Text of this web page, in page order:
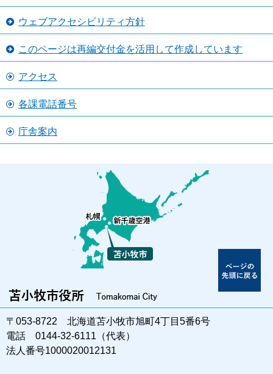
ウェブアクセシビリティ方針
このページは再編交付金を活用して作成しています
アクセス
各課電話番号
庁舎案内
〒053-8722 北海道苫小牧市旭町4丁目5番6号
電話 0144-32-6111（代表）
法人番号1000020012131